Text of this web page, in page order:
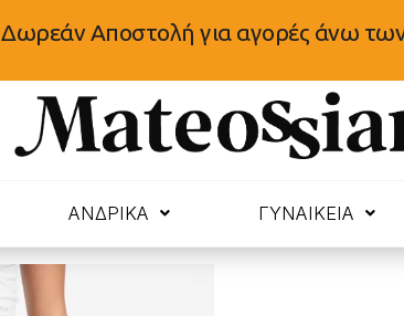
Δωρεάν Αποστολή για αγορές άνω
ΑΝΔΡΙΚΑ ΓΥΝΑΙΚΕΙΑ